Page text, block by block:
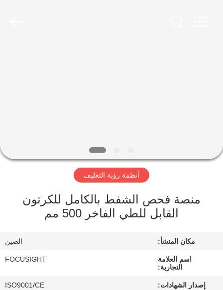
جولة
المعمل
الجودة
اتصل
أنظمة رؤية التغليف
منصة فحص الشفط بالكامل للكرتون
القابل للطي الفاخر 500 مم
مكان المنشأ: الصين
اسم العلامة
التجارية:
FOCUSIGHT
إصدار الشهادات: ISO9001/CE